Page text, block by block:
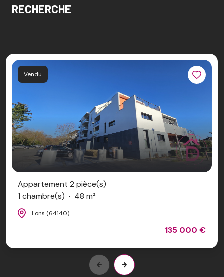
RECHERCHE
Vendu
Appartement 2 pièce(s)
1 chambre(s)
48 m²
Lons (64140)
135 000 €